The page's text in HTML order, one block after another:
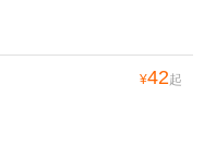
¥42起